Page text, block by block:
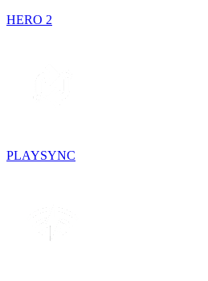
HERO 2
PLAYSYNC